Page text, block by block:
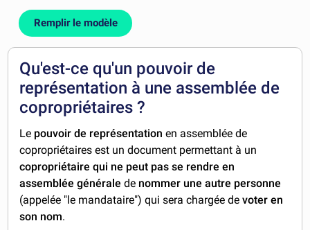
Remplir le modèle
Qu'est-ce qu'un pouvoir de
représentation à une assemblée de
copropriétaires ?
Le pouvoir de représentationen assemblée de
copropriétaires est un document permettant à un
copropriétaire qui ne peut pas se rendre en
assemblée généralede nommer une autre personne
(appelée "le mandataire") qui sera chargée devoter en
son nom.